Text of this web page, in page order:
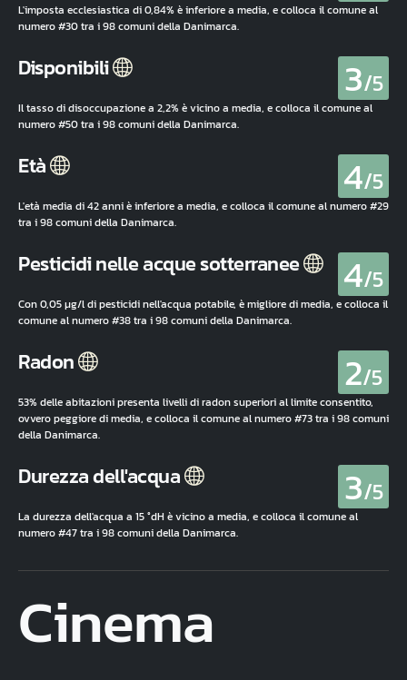
L'imposta ecclesiastica di 0,84% è inferiore a media, e colloca il comune al
numero #30 tra i 98 comuni della Danimarca.
Disponibili 3/5
Il tasso di disoccupazione a 2,2% è vicino a media, e colloca il comune al
numero #50 tra i 98 comuni della Danimarca.
Età 4/5
L'età media di 42 anni è inferiore a media, e colloca il comune al numero #29
tra i 98 comuni della Danimarca.
Pesticidi nelle acque sotterranee 4/5
Con 0,05 µg/l di pesticidi nell'acqua potabile, è migliore di media, e colloca il
comune al numero #38 tra i 98 comuni della Danimarca.
Radon 2/5
53% delle abitazioni presenta livelli di radon superiori al limite consentito,
ovvero peggiore di media, e colloca il comune al numero #73 tra i 98 comuni
della Danimarca.
Durezza dell'acqua 3/5
La durezza dell'acqua a 15 °dH è vicino a media, e colloca il comune al
numero #47 tra i 98 comuni della Danimarca.
Cinema